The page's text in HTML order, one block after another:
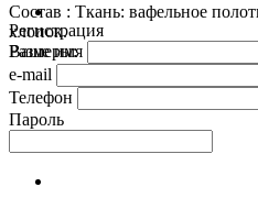
Состав : Ткань: вафельное
хлопок.
Размеры:
Регистрация
Ваше имя
e-mail
Телефон
Пароль